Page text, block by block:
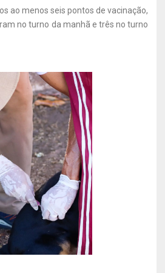
ao menos seis pontos de vacinação,
no turno da manhã e três no turno